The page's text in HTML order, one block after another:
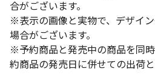
合がございます。
※表示の画像と実物で、デザイ
場合がございます。
※予約商品と発売中の商品を同
約商品の発売日に併せての出荷と